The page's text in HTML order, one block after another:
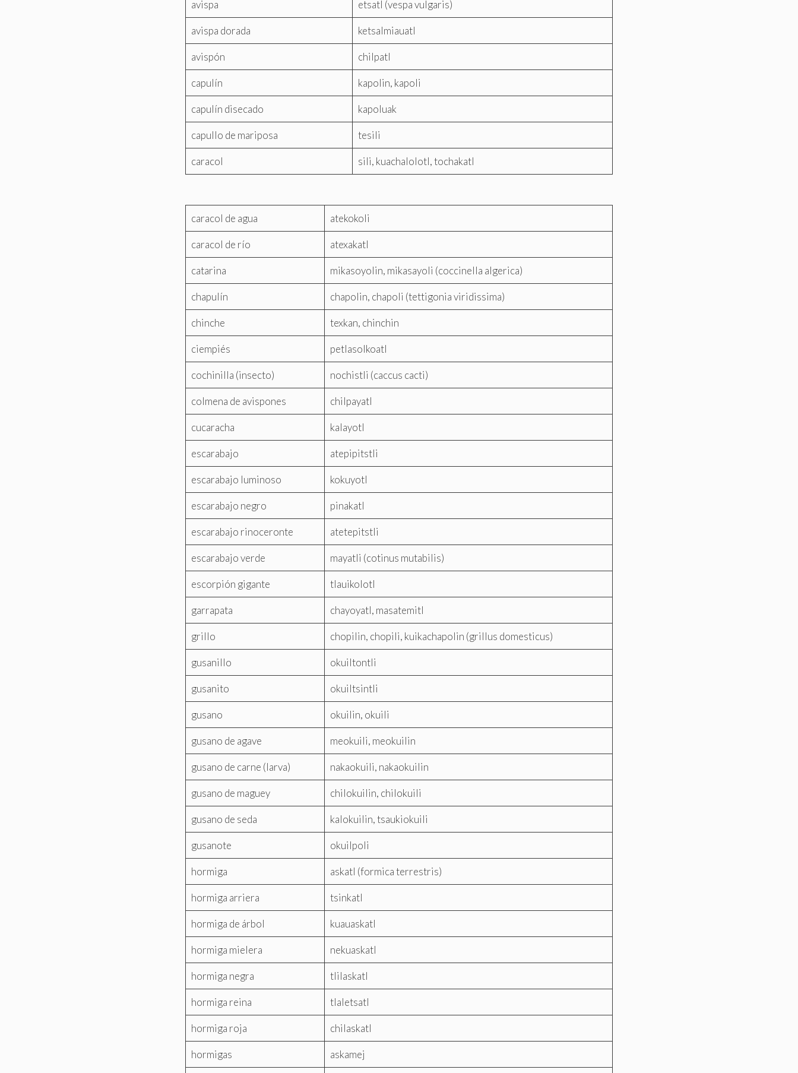
avispa etsatl (vespa vulgaris)
avispa dorada ketsalmiauatl
avispón chilpatl
capulín kapolin, kapoli
capulín disecado kapoluak
capullo de mariposa tesili
caracol sili, kuachalolotl, tochakatl
caracol de agua atekokoli
caracol de río atexakatl
catarina mikasoyolin, mikasayoli (coccinella algerica)
chapulín chapolin, chapoli (tettigonia viridissima)
chinche texkan, chinchin
ciempiés petlasolkoatl
cochinilla (insecto) nochistli (caccus cacti)
colmena de avispones chilpayatl
cucaracha kalayotl
escarabajo atepipitstli
escarabajo luminoso kokuyotl
escarabajo negro pinakatl
escarabajo rinoceronte atetepitstli
escarabajo verde mayatli (cotinus mutabilis)
escorpión gigante tlauikolotl
garrapata chayoyatl, masatemitl
grillo chopilin, chopili, kuikachapolin (grillus domesticus)
gusanillo okuiltontli
gusanito okuiltsintli
gusano okuilin, okuili
gusano de agave meokuili, meokuilin
gusano de carne (larva) nakaokuili, nakaokuilin
gusano de maguey chilokuilin, chilokuili
gusano de seda kalokuilin, tsaukiokuili
gusanote okuilpoli
hormiga askatl (formica terrestris)
hormiga arriera tsinkatl
hormiga de árbol kuauaskatl
hormiga mielera nekuaskatl
hormiga negra tlilaskatl
hormiga reina tlaletsatl
hormiga roja chilaskatl
hormigas askamej